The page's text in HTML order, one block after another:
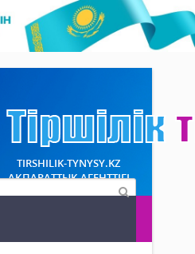
TIRSHILIK-TYNYSY.KZ
АҚПАРАТТЫҚ АГЕНТТІГІ